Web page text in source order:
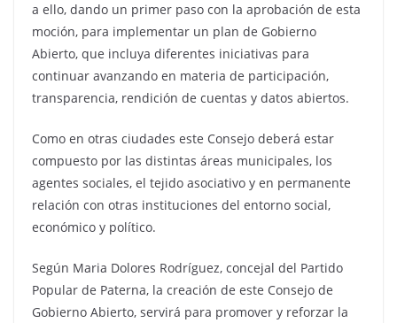
a ello, dando un primer paso con la aprobación de esta
moción, para implementar un plan de Gobierno
Abierto, que incluya diferentes iniciativas para
continuar avanzando en materia de participación,
transparencia, rendición de cuentas y datos abiertos.
Como en otras ciudades este Consejo deberá estar
compuesto por las distintas áreas municipales, los
agentes sociales, el tejido asociativo y en permanente
relación con otras instituciones del entorno social,
económico y político.
Según Maria Dolores Rodríguez, concejal del Partido
Popular de Paterna, la creación de este Consejo de
Gobierno Abierto, servirá para promover y reforzar la